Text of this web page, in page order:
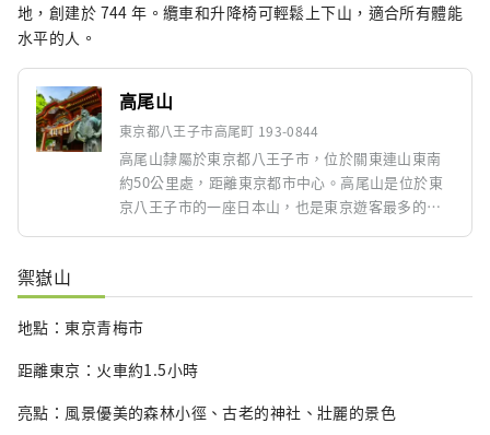
地，創建於 744 年。纜車和升降椅可輕鬆上下山，適合所有體能
水平的人。
高尾山
東京都八王子市高尾町 193-0844
高尾山隸屬於東京都八王子市，位於關東連山東南
約50公里處，距離東京都市中心。高尾山是位於東
京八王子市的一座日本山，也是東京遊客最多的山
葉美麗。從山頂還可以看到東京的街景和富士山。
在高尾山腳下，從清瀧站到半山腰的高尾山站，有
分鐘即可輕鬆到達高尾山的中部。 高尾山上流傳著
的自然風貌相結合，對於那些對山岳崇拜和妖怪感
禦嶽山
地點：東京青梅市
距離東京：火車約1.5小時
亮點：風景優美的森林小徑、古老的神社、壯麗的景色